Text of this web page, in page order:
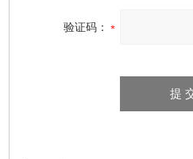
验证码：